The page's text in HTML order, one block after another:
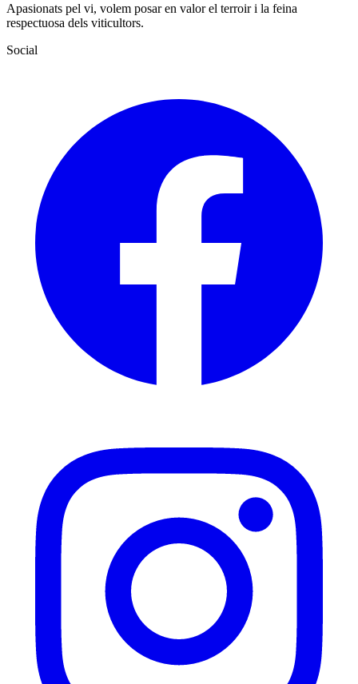
Apasionats pel vi, volem posar en valor el terroir i la feina
respectuosa dels viticultors.
Social